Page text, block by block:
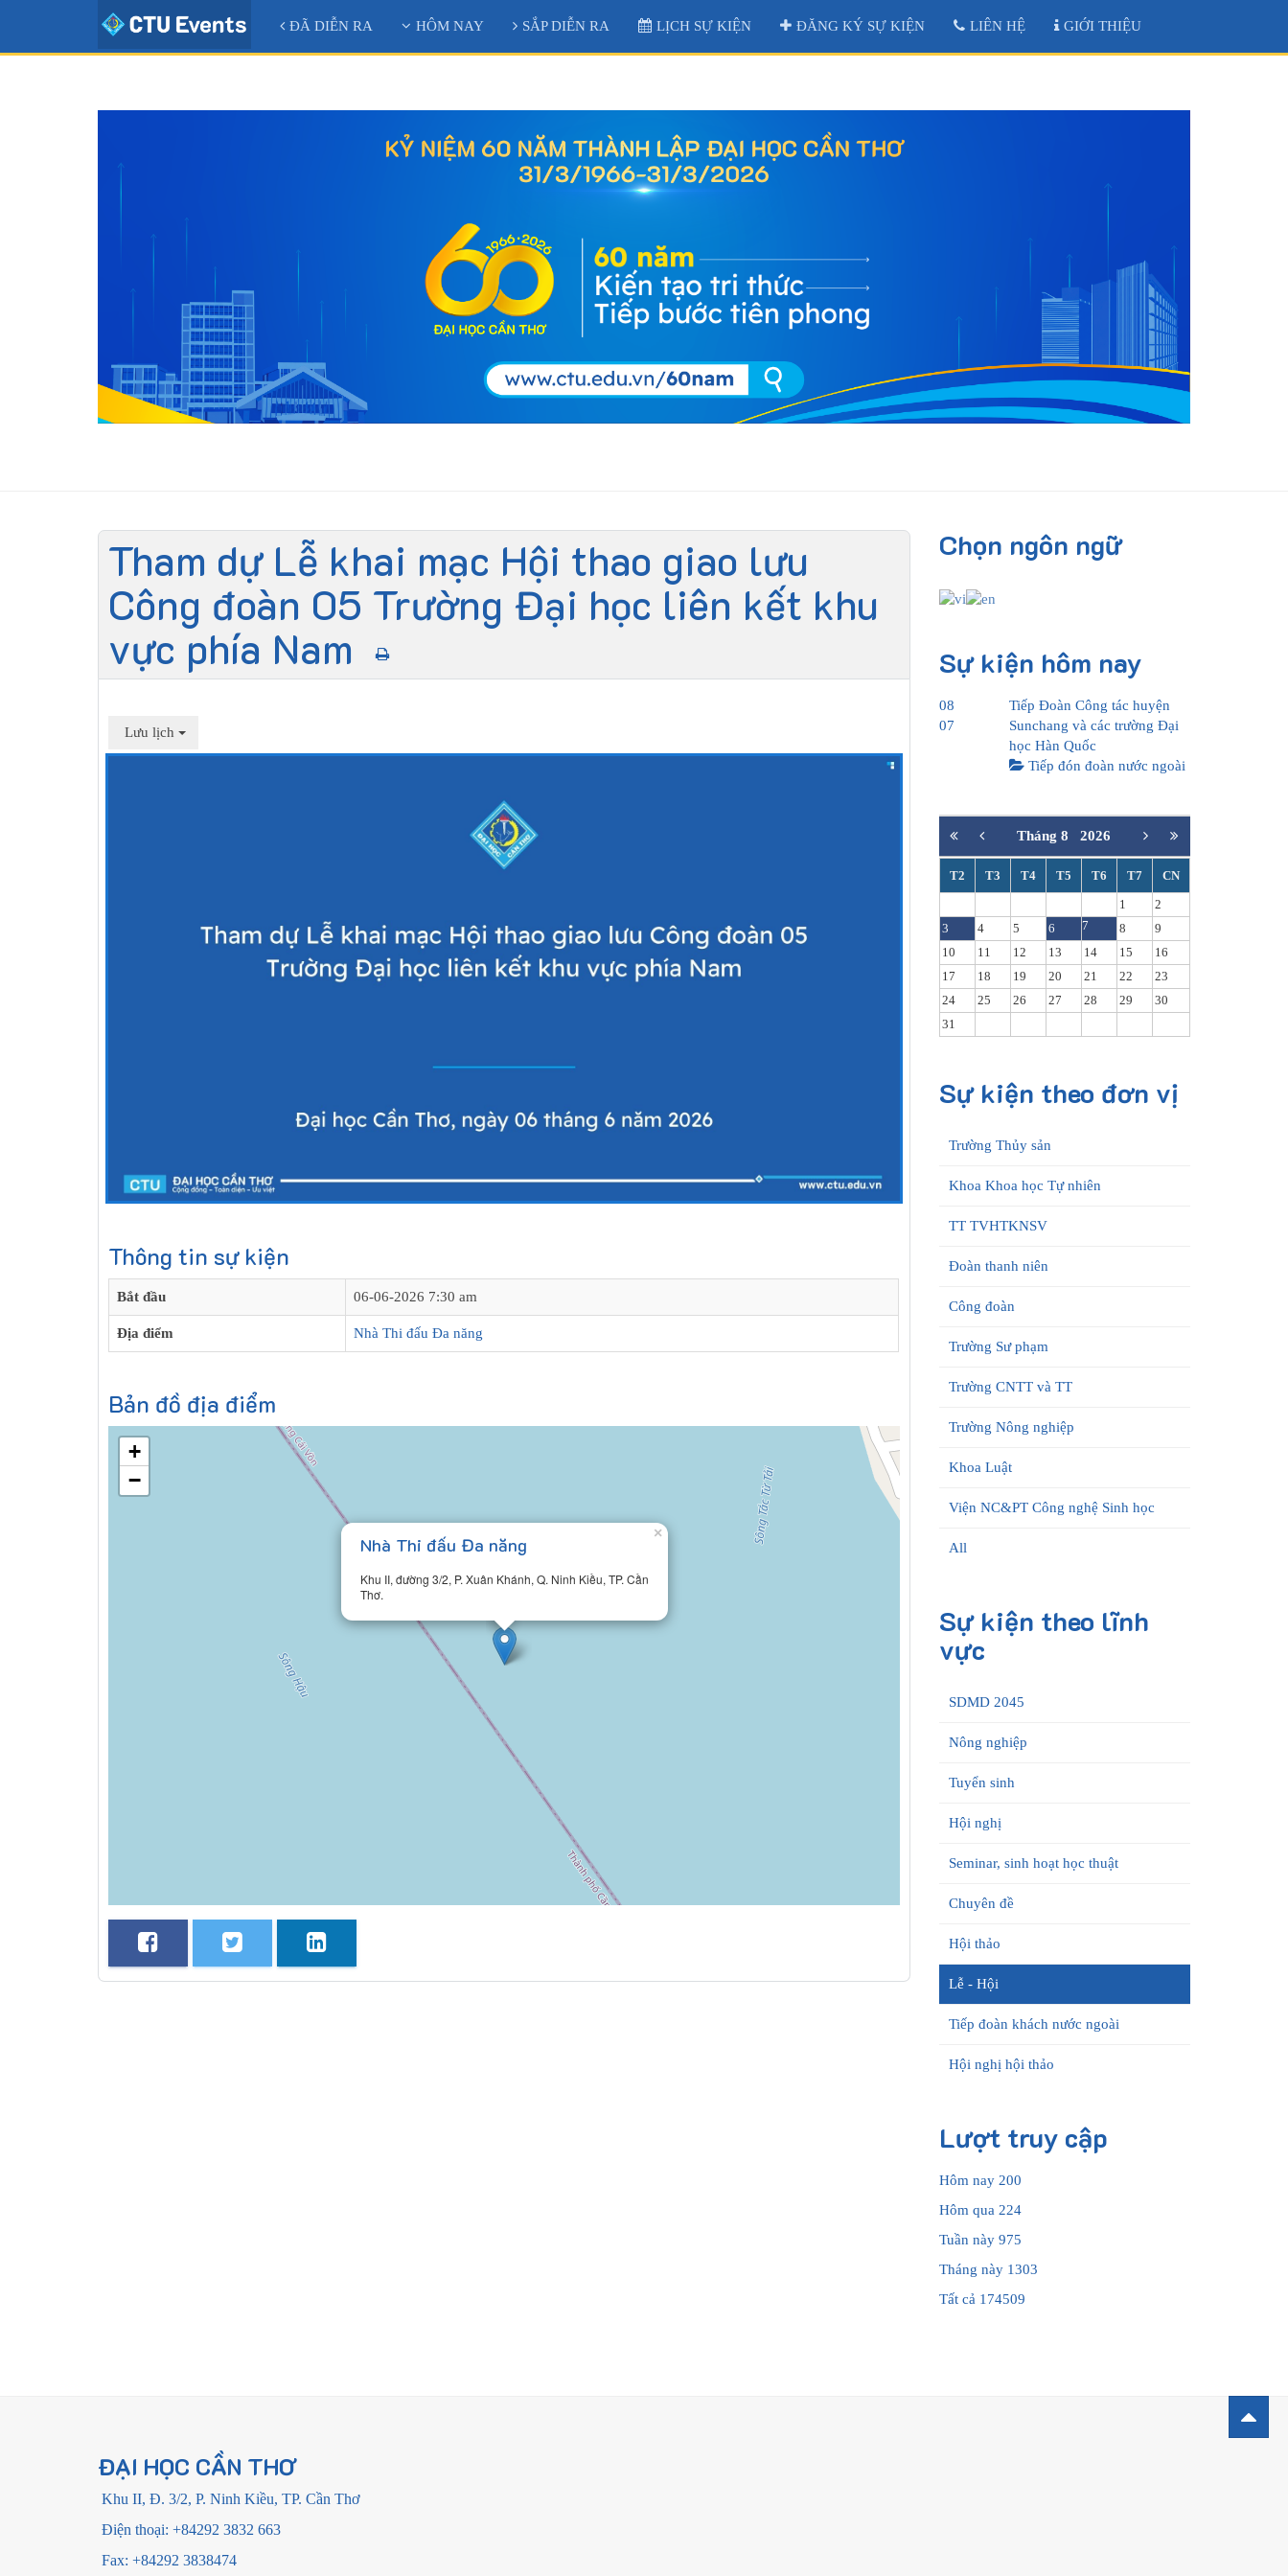
ĐÃ DIỄN RA HÔM NAY SẮP DIỄN RA LỊCH SỰ KIỆN ĐĂNG KÝ SỰ KIỆN LIÊN HỆ GIỚI THIỆU
Tham dự Lễ khai mạc Hội thao giao lưu
Công đoàn 05 Trường Đại học liên kết khu
vực phía Nam
Lưu lịch
Thông tin sự kiện
Bắt đầu 06-06-2026 7:30 am
Địa điểm Nhà Thi đấu Đa năng
Bản đồ địa điểm
Nhà Thi đấu Đa năng
Khu II, đường 3/2, P. Xuân Khánh, Q. Ninh Kiều, TP. Cần
Thơ.
×
+
−
Chọn ngôn ngữ
Sự kiện hôm nay
08
07
Tiếp Đoàn Công tác huyện
Sunchang và các trường Đại
học Hàn Quốc
Tiếp đón đoàn nước ngoài
Tháng 82026
T2 T3 T4 T5 T6 T7
CN
1
2
3
4 5 6 7 8
9
10
11 12 13 14 15
16
17
18 19 20 21 22
23
24
25 26 27 28 29
30
31
Sự kiện theo đơn vị
Trường Thủy sản
Khoa Khoa học Tự nhiên
TT TVHTKNSV
Đoàn thanh niên
Công đoàn
Trường Sư phạm
Trường CNTT và TT
Trường Nông nghiệp
Khoa Luật
Viện NC&PT Công nghệ Sinh học
All
Sự kiện theo lĩnh
vực
SDMD 2045
Nông nghiệp
Tuyển sinh
Hội nghị
Seminar, sinh hoạt học thuật
Chuyên đề
Hội thảo
Lễ - Hội
Tiếp đoàn khách nước ngoài
Hội nghị hội thảo
Lượt truy cập
Hôm nay 200
Hôm qua 224
Tuần này 975
Tháng này 1303
Tất cả 174509
ĐẠI HỌC CẦN THƠ
Khu II, Đ. 3/2, P. Ninh Kiều, TP. Cần Thơ
Điện thoại: +84292 3832 663
Fax: +84292 3838474